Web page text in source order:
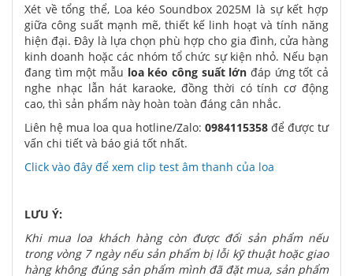
Xét về tổng thể, Loa kéo Soundbox 2025M là sự kết hợp
giữa công suất mạnh mẽ, thiết kế linh hoạt và tính năng
hiện đại. Đây là lựa chọn phù hợp cho gia đình, cửa hàng
kinh doanh hoặc các nhóm tổ chức sự kiện nhỏ. Nếu bạn
đang tìm một mẫu loa kéo công suất lớn đáp ứng tốt cả
nghe nhạc lẫn hát karaoke, đồng thời có tính cơ động
cao, thì sản phẩm này hoàn toàn đáng cân nhắc.
Liên hệ mua loa qua hotline/Zalo: 0984115358 để được tư
vấn chi tiết và báo giá tốt nhất.
Click vào đây để xem clip test âm thanh của loa
LƯU Ý:
Khi mua loa khách hàng còn được đổi sản phẩm nếu
trong vòng 7 ngày nếu sản phẩm bị lỗi kỹ thuật hoặc giao
hàng không đúng sản phẩm mình đã đặt mua, sản phẩm